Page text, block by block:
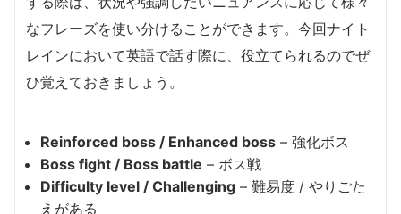
なフレーズを使い分けることができます。今回ナイト
レインにおいて英語で話す際に、役立てられるのでぜ
ひ覚えておきましょう。
Reinforced boss / Enhanced boss – 強化ボス
Boss fight / Boss battle – ボス戦
Difficulty level / Challenging – 難易度 / やりごた
えがある